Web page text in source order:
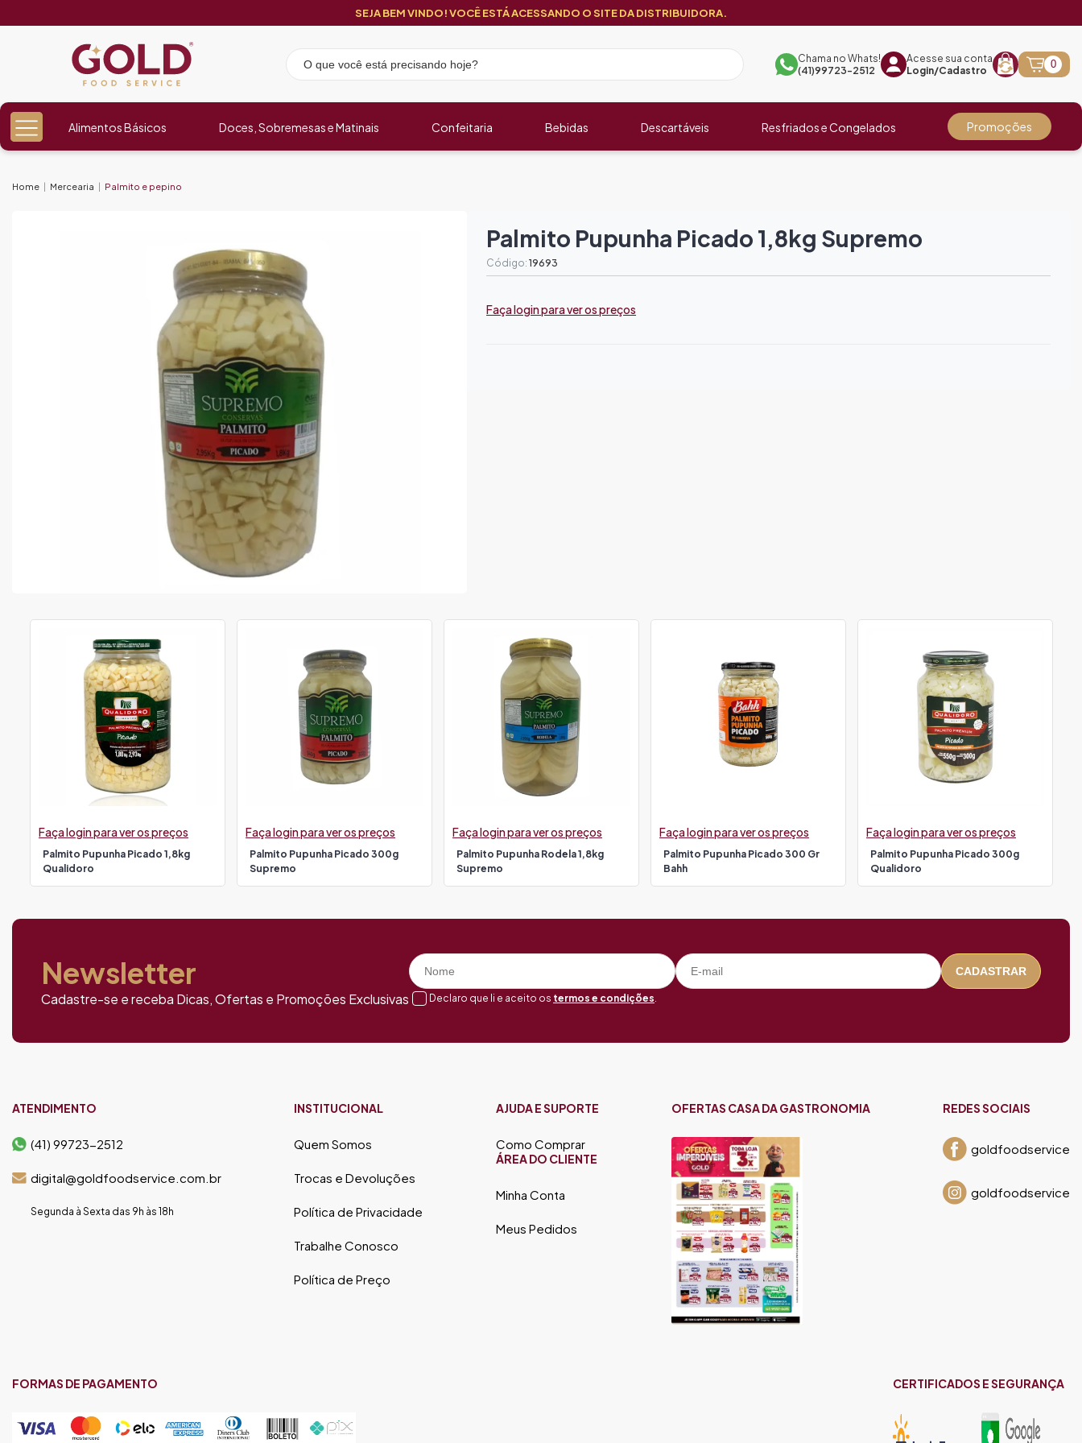
SEJA BEM VINDO! VOCÊ ESTÁ ACESSANDO O SITE DA DISTRIBUIDORA.
Chama no Whats!
(41)99723-2512
Acesse sua conta
Login/Cadastro
0
Alimentos Básicos Doces, Sobremesas e Matinais Confeitaria Bebidas Descartáveis Resfriados e Congelados Promoções
Home Mercearia Palmito e pepino
Palmito Pupunha Picado 1,8kg Supremo
Código: 19693
Faça login para ver os preços
Palmito Pupunha Picado 1,8kg
Qualidoro
Faça login para ver os preços
Palmito Pupunha Picado 300g
Supremo
Faça login para ver os preços
Palmito Pupunha Rodela 1,8kg
Supremo
Faça login para ver os preços
Palmito Pupunha Picado 300 Gr
Bahh
Faça login para ver os preços
Palmito Pupunha Picado 300g
Qualidoro
Faça login para ver os preços
Newsletter
Cadastre-se e receba Dicas, Ofertas e Promoções Exclusivas
CADASTRAR
Declaro que li e aceito os termos e condições.
ATENDIMENTO
(41) 99723-2512
digital@goldfoodservice.com.br
Segunda à Sexta das 9h às 18h
INSTITUCIONAL
Quem Somos
Trocas e Devoluções
Política de Privacidade
Trabalhe Conosco
Política de Preço
AJUDA E SUPORTE
Como Comprar
ÁREA DO CLIENTE
Minha Conta
Meus Pedidos
OFERTAS CASA DA GASTRONOMIA REDES SOCIAIS
goldfoodservice
goldfoodservice
FORMAS DE PAGAMENTO CERTIFICADOS E SEGURANÇA